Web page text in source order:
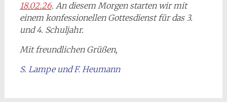
18.02.26. An diesem Morgen starten wir mit
einem konfessionellen Gottesdienst für das 3.
und 4. Schuljahr.
Mit freundlichen Grüßen,
S. Lampe und F. Heumann